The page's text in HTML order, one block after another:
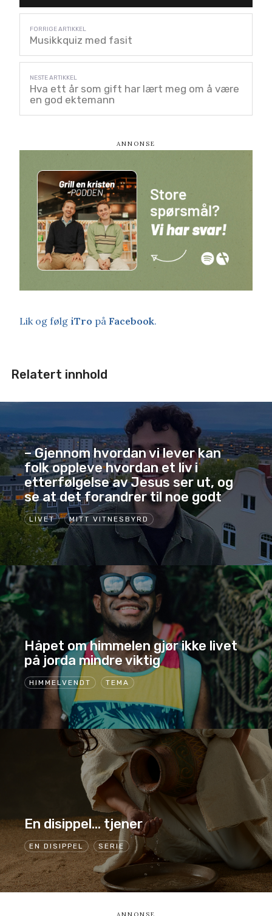
Musikkquiz med fasit
Hva ett år som gift har lært meg om å være
en god ektemann
Lik og følg iTro på Facebook.
Relatert innhold
LIVET MITT VITNESBYRD
– Gjennom hvordan vi lever kan
folk oppleve hvordan et liv i
etterfølgelse av Jesus ser ut, og
se at det forandrer til noe godt
HIMMELVENDT TEMA
Håpet om himmelen gjør ikke livet
på jorda mindre viktig
EN DISIPPEL SERIE
En disippel… tjener